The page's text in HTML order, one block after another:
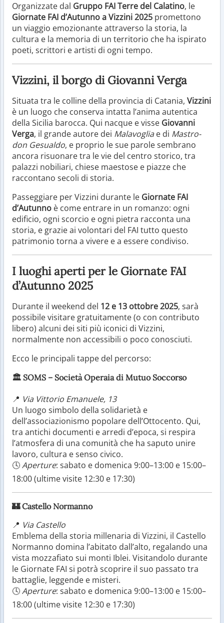
Organizzate dal Gruppo FAI Terre del Calatino, le
Giornate FAI d’Autunno a Vizzini 2025 promettono
un viaggio emozionante attraverso la storia, la
cultura e la memoria di un territorio che ha ispirato
poeti, scrittori e artisti di ogni tempo.
Vizzini, il borgo di Giovanni Verga
Situata tra le colline della provincia di Catania, Vizzini
è un luogo che conserva intatta l’anima autentica
della Sicilia barocca. Qui nacque e visse Giovanni
Verga, il grande autore dei Malavogliae di Mastro-
don Gesualdo, e proprio le sue parole sembrano
ancora risuonare tra le vie del centro storico, tra
palazzi nobiliari, chiese maestose e piazze che
raccontano secoli di storia.
Passeggiare per Vizzini durante le Giornate FAI
d’Autunno è come entrare in un romanzo: ogni
edificio, ogni scorcio e ogni pietra racconta una
storia, e grazie ai volontari del FAI tutto questo
patrimonio torna a vivere e a essere condiviso.
I luoghi aperti per le Giornate FAI
d’Autunno 2025
Durante il weekend del 12 e 13 ottobre 2025, sarà
possibile visitare gratuitamente (o con contributo
libero) alcuni dei siti più iconici di Vizzini,
normalmente non accessibili o poco conosciuti.
Ecco le principali tappe del percorso:
🏛️ SOMS – Società Operaia di Mutuo Soccorso
📍 Via Vittorio Emanuele, 13
Un luogo simbolo della solidarietà e
dell’associazionismo popolare dell’Ottocento. Qui,
tra antichi documenti e arredi d’epoca, si respira
l’atmosfera di una comunità che ha saputo unire
lavoro, cultura e senso civico.
🕓Aperture: sabato e domenica 9:00–13:00 e 15:00–
18:00 (ultime visite 12:30 e 17:30)
🏰Castello Normanno
📍 Via Castello
Emblema della storia millenaria di Vizzini, il Castello
Normanno domina l’abitato dall’alto, regalando una
vista mozzafiato sui monti Iblei. Visitandolo durante
le Giornate FAI si potrà scoprire il suo passato tra
battaglie, leggende e misteri.
🕓Aperture: sabato e domenica 9:00–13:00 e 15:00–
18:00 (ultime visite 12:30 e 17:30)